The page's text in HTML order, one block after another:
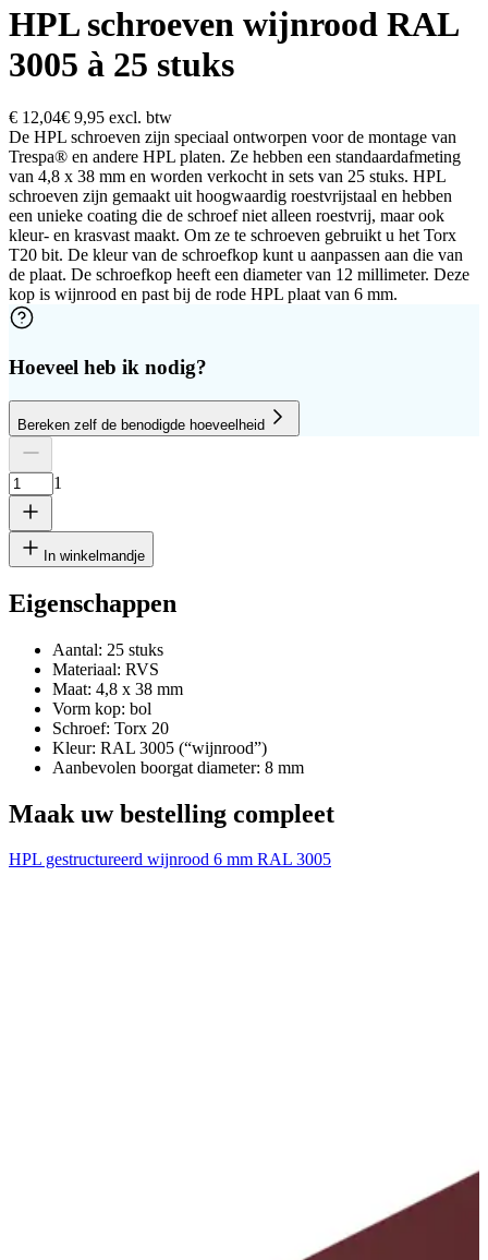
HPL schroeven wijnrood RAL
3005 à 25 stuks
€ 12,04€ 9,95 excl. btw
De HPL schroeven zijn speciaal ontworpen voor de montage van
Trespa® en andere HPL platen. Ze hebben een standaardafmeting
van 4,8 x 38 mm en worden verkocht in sets van 25 stuks. HPL
schroeven zijn gemaakt uit hoogwaardig roestvrijstaal en hebben
een unieke coating die de schroef niet alleen roestvrij, maar ook
kleur- en krasvast maakt. Om ze te schroeven gebruikt u het Torx
T20 bit. De kleur van de schroefkop kunt u aanpassen aan die van
de plaat. De schroefkop heeft een diameter van 12 millimeter. Deze
kop is wijnrood en past bij de rode HPL plaat van 6 mm.
Hoeveel heb ik nodig?
Bereken zelf de benodigde hoeveelheid
Aantal platen
Hoogte
Breedte
Verwijder rij
Voeg nog een plaat toe
1
In winkelmandje
Eigenschappen
Aantal: 25 stuks
Materiaal: RVS
Maat: 4,8 x 38 mm
Vorm kop: bol
Schroef: Torx 20
Kleur: RAL 3005 (“wijnrood”)
Aanbevolen boorgat diameter: 8 mm
Maak uw bestelling compleet
HPL gestructureerd wijnrood 6 mm RAL 3005